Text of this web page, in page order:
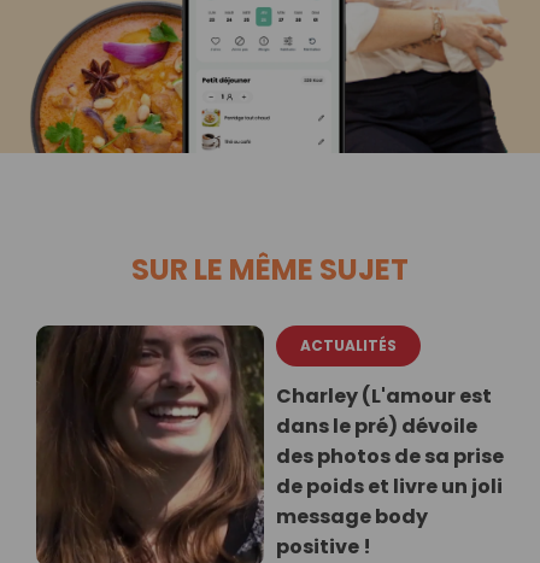
SUR LE MÊME SUJET
ACTUALITÉS
Charley (L'amour est
dans le pré) dévoile
des photos de sa prise
de poids et livre un joli
message body
positive !